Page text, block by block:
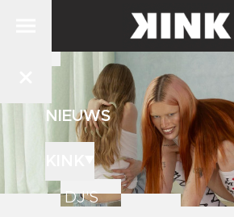
NIEUWS
DJ'S